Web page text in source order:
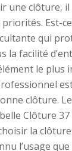
une clôture,
Est-
qui
la facilité
le plus
clôture.
Clôture
la
l’usage